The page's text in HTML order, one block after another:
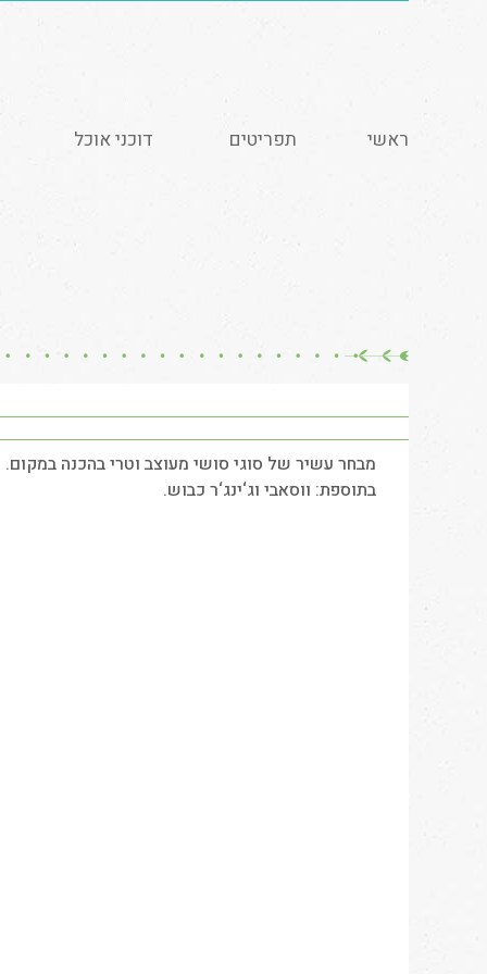
ראשי תפריטים דוכני אוכל
מבחר עשיר של סוגי סושי מעוצב וטרי בהכנה במקום.
בתוספת: ווסאבי וג‘ינג‘ר כבוש.